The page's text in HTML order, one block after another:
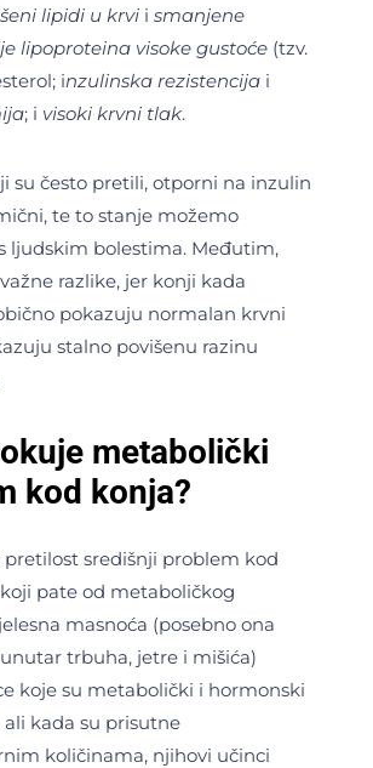
lipidi u krvii smanjene
lipoproteina visoke gustoće(tzv.
inzulinska rezistencijai
; i visoki krvni tlak.
su često pretili, otporni na inzulin
te to stanje možemo
ljudskim bolestima. Međutim,
razlike, jer konji kada
pokazuju normalan krvni
stalno povišenu razinu
metabolički
kod konja?
pretilost središnji problem kod
pate od metaboličkog
masnoća (posebno ona
trbuha, jetre i mišića)
koje su metabolički i hormonski
kada su prisutne
količinama, njihovi učinci